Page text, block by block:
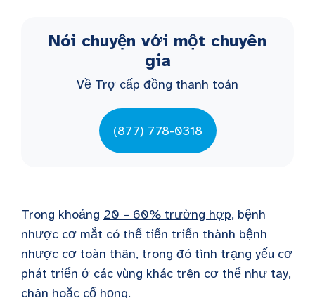
Nói chuyện với một chuyên
gia
Về Trợ cấp đồng thanh toán
(877) 778-0318
Trong khoảng 20 – 60% trường hợp, bệnh
nhược cơ mắt có thể tiến triển thành bệnh
nhược cơ toàn thân, trong đó tình trạng yếu cơ
phát triển ở các vùng khác trên cơ thể như tay,
chân hoặc cổ họng.